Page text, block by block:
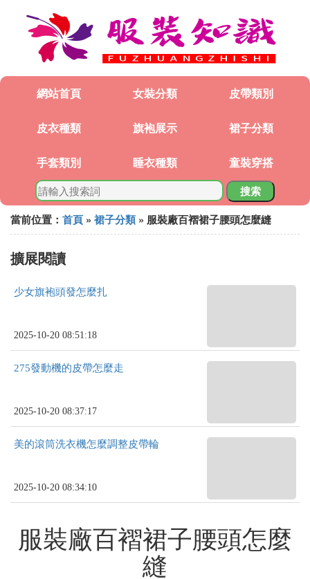
網站首頁 女裝分類 皮帶類別
皮衣種類 旗袍展示 裙子分類
手套類別 睡衣種類 童裝穿搭
搜索
當前位置： 首頁 » 裙子分類 » 服裝廠百褶裙子腰頭怎麼縫
擴展閱讀
少女旗袍頭發怎麼扎
2025-10-20 08:51:18
275發動機的皮帶怎麼走
2025-10-20 08:37:17
美的滾筒洗衣機怎麼調整皮帶輪
2025-10-20 08:34:10
服裝廠百褶裙子腰頭怎麼
縫